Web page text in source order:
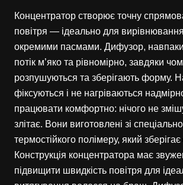
Концентратор створює точну
повітря — ідеально для
окремими пасмами. Дифузор,
потік м’яко та рівномірно, завдяки
розпушуються та зберігають форму.
фіксуються і не нагріваються
працювати комфортно: нічого не
злітає. Вони виготовлені зі
термостійкого полімеру, який
Конструкція концентратора має
підвищити швидкість повітря для